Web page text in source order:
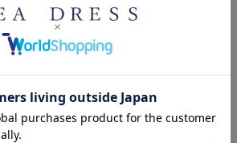
ご購入前に必ずご確認ください
ざいます。
、色移り等を防ぐため着用前に単独で洗うこと
します。